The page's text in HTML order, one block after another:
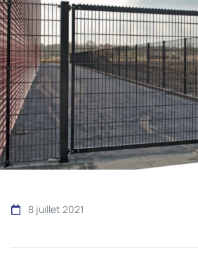
8 juillet 2021